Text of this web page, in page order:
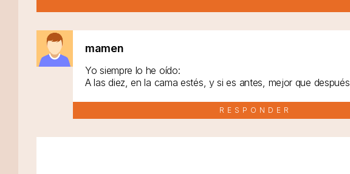
mamen
Yo siempre lo he oído:
A las diez, en la cama estés, y si es antes, mejor que después
RESPONDER